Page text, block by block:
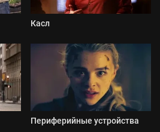
Касл
Периферийные устройства